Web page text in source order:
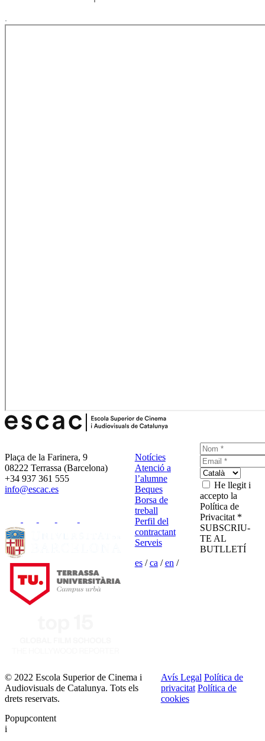
Plaça de la Farinera, 9
08222 Terrassa (Barcelona)
+34 937 361 555
info@escac.es
Notícies
Atenció a
l’alumne
Beques
Borsa de
treball
Perfil del
contractant
Serveis
es/ca /en /
He llegit i
accepto la
Política de
Privacitat *
SUBSCRIU-
TE AL
BUTLLETÍ
© 2022 Escola Superior de Cinema i
Audiovisuals de Catalunya. Tots els
drets reservats.
Avís Legal Política de
privacitat Política de
cookies
Popupcontent
i